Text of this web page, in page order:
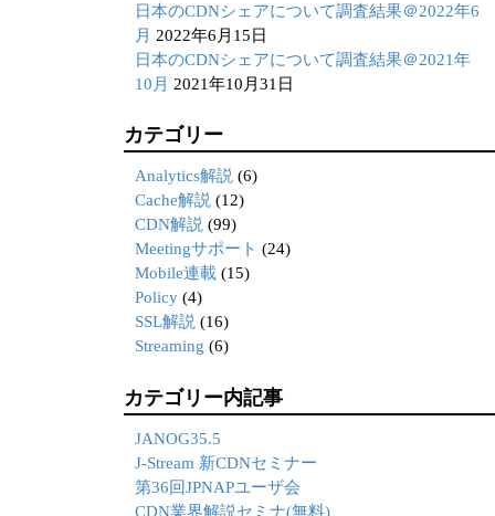
日本のCDNシェアについて調査結果＠2022年6
月 2022年6月15日
日本のCDNシェアについて調査結果＠2021年
10月 2021年10月31日
カテゴリー
Analytics解説 (6)
Cache解説 (12)
CDN解説 (99)
Meetingサポート (24)
Mobile連載 (15)
Policy (4)
SSL解説 (16)
Streaming (6)
カテゴリー内記事
JANOG35.5
J-Stream 新CDNセミナー
第36回JPNAPユーザ会
CDN業界解説セミナ(無料)